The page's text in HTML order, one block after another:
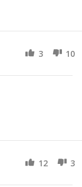
3 10
12 3